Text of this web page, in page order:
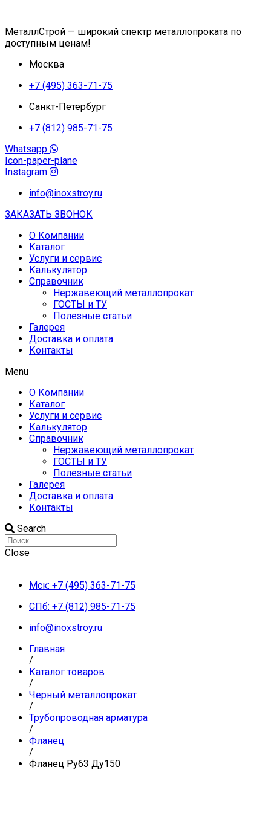
МеталлСтрой — широкий спектр металлопроката по
доступным ценам!
Москва
+7 (495) 363-71-75
Санкт-Петербург
+7 (812) 985-71-75
Whatsapp
Icon-paper-plane
Instagram
info@inoxstroy.ru
ЗАКАЗАТЬ ЗВОНОК
О Компании
Каталог
Услуги и сервис
Калькулятор
Справочник
Нержавеющий металлопрокат
ГОСТЫ и ТУ
Полезные статьи
Галерея
Доставка и оплата
Контакты
Menu
О Компании
Каталог
Услуги и сервис
Калькулятор
Справочник
Нержавеющий металлопрокат
ГОСТЫ и ТУ
Полезные статьи
Галерея
Доставка и оплата
Контакты
Search
Close
Мск: +7 (495) 363-71-75
СПб: +7 (812) 985-71-75
info@inoxstroy.ru
Главная
/
Каталог товаров
/
Черный металлопрокат
/
Трубопроводная арматура
/
Фланец
/
Фланец Ру63 Ду150